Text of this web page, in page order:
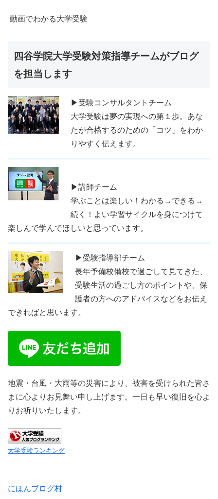
動画でわかる大学受験
四谷学院大学受験対策指導チームがブログ
を担当します
▶受験コンサルタントチーム
大学受験は夢の実現への第１歩。あな
たが合格するのための「コツ」をわか
りやすく伝えます。
▶講師チーム
学ぶことは楽しい！わかる→できる→
続く！よい学習サイクルを身につけて
楽しんで学んでほしいと思っています。
▶受験指導部チーム
長年予備校備校で過ごして見てきた、
受験生活の過ごし方のポイントや、保
護者の方へのアドバイスなどをお伝え
できればと思います。
地震・台風・大雨等の災害により、被害を受けられた皆さ
まに心よりお見舞い申し上げます。一日も早い復旧を心よ
りお祈りいたします。
大学受験ランキング
にほんブログ村